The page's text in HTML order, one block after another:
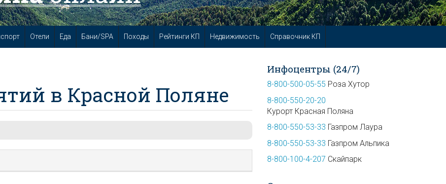
Отели Еда Бани/SPA Походы Рейтинги КП Недвижимость Справочник КП
в Красной Поляне
Инфоцентры (24/7)
8-800-500-05-55 Роза Хутор
8-800-550-20-20
Курорт Красная Поляна
8-800-550-53-33 Газпром Лаура
8-800-550-53-33 Газпром Альпика
8-800-100-4-207 Скайпарк